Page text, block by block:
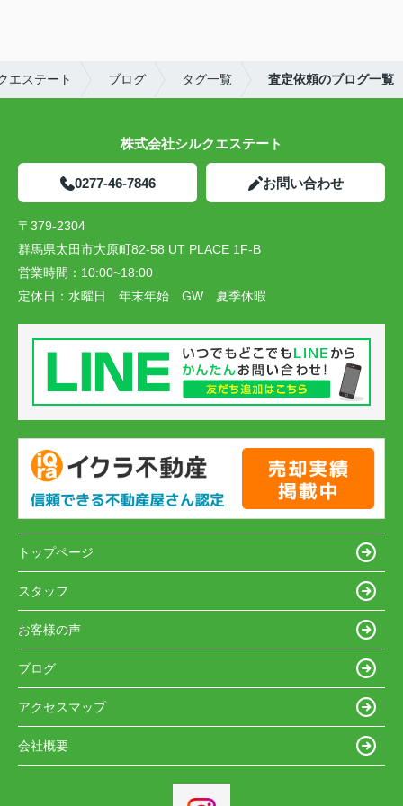
エステート ブログ タグ一覧 査定依頼のブログ一覧
株式会社シルクエステート
0277-46-7846 お問い合わせ
〒379-2304
群馬県太田市大原町82-58 UT PLACE 1F-B
営業時間： 10:00~18:00
定休日： 水曜日 年末年始 GW 夏季休暇
トップページ
スタッフ
お客様の声
ブログ
アクセスマップ
会社概要